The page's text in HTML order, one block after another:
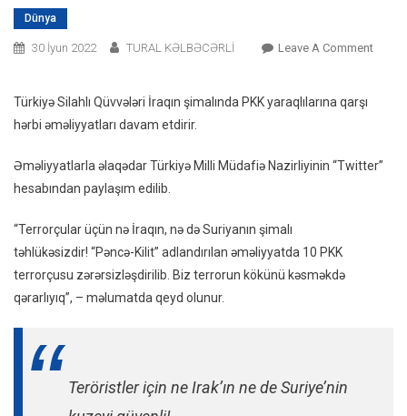
Dünya
30 İyun 2022 TURAL KƏLBƏCƏRLİ Leave A CommentOn
“Sizin
Türkiyə Silahlı Qüvvələri İraqın şimalında PKK yaraqlılarına qarşı
hərbi əməliyyatları davam etdirir.
Əməliyyatlarla əlaqədar Türkiyə Milli Müdafiə Nazirliyinin “Twitter”
hesabından paylaşım edilib.
“Terrorçular üçün nə İraqın, nə də Suriyanın şimalı
təhlükəsizdir! “Pəncə-Kilit” adlandırılan əməliyyatda 10 PKK
terrorçusu zərərsizləşdirilib. Biz terrorun kökünü kəsməkdə
qərarlıyıq”, – məlumatda qeyd olunur.
Teröristler için ne Irak’ın ne de Suriye’nin